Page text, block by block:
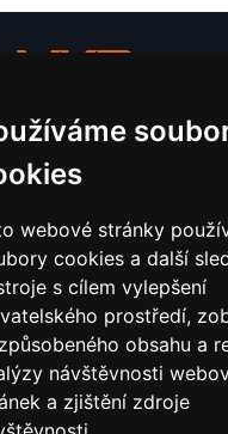
webové stránky
cookies a další
s cílem vylepšení
prostředí,
obsahu a
návštěvnosti
a zjištění zdroje
a zařízení
materiál a nástroje
díly pro vodní
svařování